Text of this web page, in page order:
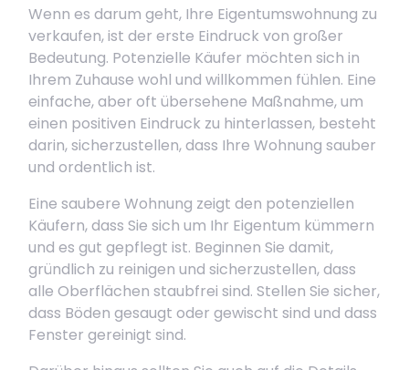
Wenn es darum geht, Ihre Eigentumswohnung zu
verkaufen, ist der erste Eindruck von großer
Bedeutung. Potenzielle Käufer möchten sich in
Ihrem Zuhause wohl und willkommen fühlen. Eine
einfache, aber oft übersehene Maßnahme, um
einen positiven Eindruck zu hinterlassen, besteht
darin, sicherzustellen, dass Ihre Wohnung sauber
und ordentlich ist.
Eine saubere Wohnung zeigt den potenziellen
Käufern, dass Sie sich um Ihr Eigentum kümmern
und es gut gepflegt ist. Beginnen Sie damit,
gründlich zu reinigen und sicherzustellen, dass
alle Oberflächen staubfrei sind. Stellen Sie sicher,
dass Böden gesaugt oder gewischt sind und dass
Fenster gereinigt sind.